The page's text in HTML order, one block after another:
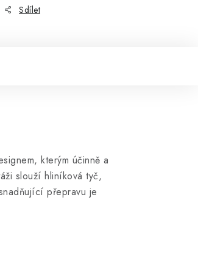
Sdílet
kterým účinně a
slouží hliníková tyč,
přepravu je